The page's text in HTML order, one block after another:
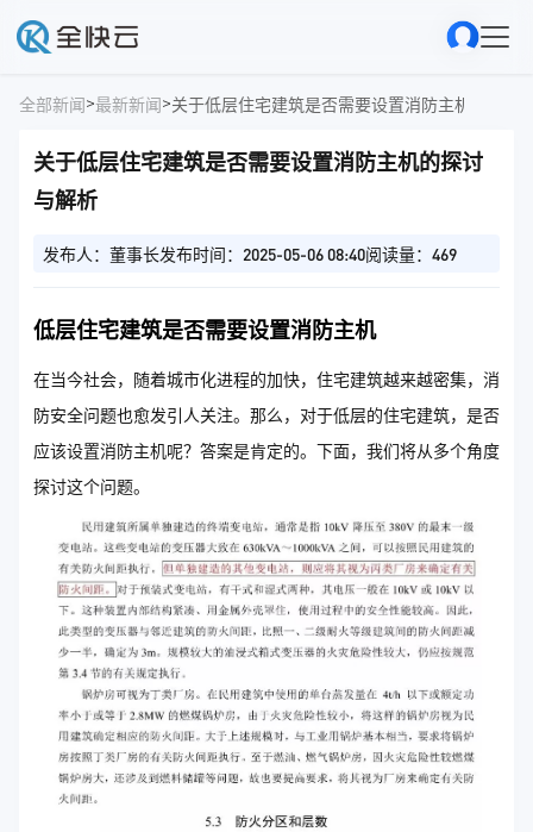
全部新闻>最新新闻>关于低层住宅建筑是否需要设置消防主机的探讨
关于低层住宅建筑是否需要设置消防主机的探讨
与解析
发布人：董事长发布时间：2025-05-06 08:40阅读量：469
低层住宅建筑是否需要设置消防主机
在当今社会，随着城市化进程的加快，住宅建筑越来越密集，消
防安全问题也愈发引人关注。那么，对于低层的住宅建筑，是否
应该设置消防主机呢？答案是肯定的。下面，我们将从多个角度
探讨这个问题。